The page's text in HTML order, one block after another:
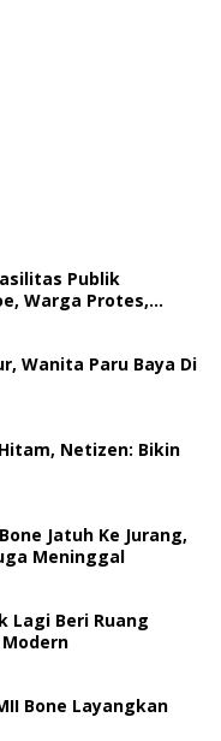
Publik
Warga Protes,
Wanita Paru Baya Di
Netizen: Bikin
Meninggal
Lagi Beri Ruang
Bone Layangkan